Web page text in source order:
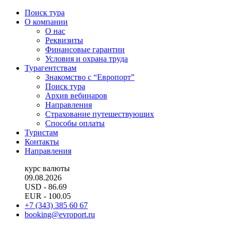
Поиск тура
О компании
О нас
Реквизиты
Финансовые гарантии
Условия и охрана труда
Турагентствам
Знакомство с “Европорт”
Поиск тура
Архив вебинаров
Направления
Страхование путешествующих
Способы оплаты
Туристам
Контакты
Направления
курс валюты
09.08.2026
USD - 86.69
EUR - 100.05
+7 (343) 385 60 67
booking@evroport.ru